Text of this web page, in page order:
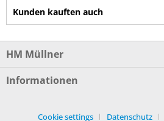
Kunden kauften auch
HM Müllner
Informationen
Cookie settings Datenschutz